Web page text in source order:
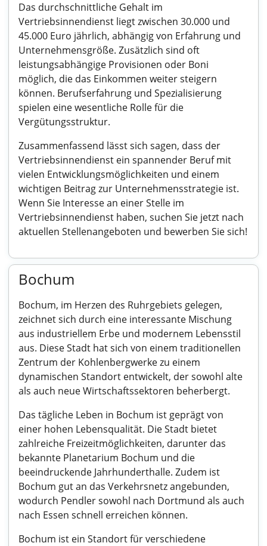
Das durchschnittliche Gehalt im
Vertriebsinnendienst liegt zwischen 30.000 und
45.000 Euro jährlich, abhängig von Erfahrung und
Unternehmensgröße. Zusätzlich sind oft
leistungsabhängige Provisionen oder Boni
möglich, die das Einkommen weiter steigern
können. Berufserfahrung und Spezialisierung
spielen eine wesentliche Rolle für die
Vergütungsstruktur.
Zusammenfassend lässt sich sagen, dass der
Vertriebsinnendienst ein spannender Beruf mit
vielen Entwicklungsmöglichkeiten und einem
wichtigen Beitrag zur Unternehmensstrategie ist.
Wenn Sie Interesse an einer Stelle im
Vertriebsinnendienst haben, suchen Sie jetzt nach
aktuellen Stellenangeboten und bewerben Sie sich!
Bochum
Bochum, im Herzen des Ruhrgebiets gelegen,
zeichnet sich durch eine interessante Mischung
aus industriellem Erbe und modernem Lebensstil
aus. Diese Stadt hat sich von einem traditionellen
Zentrum der Kohlenbergwerke zu einem
dynamischen Standort entwickelt, der sowohl alte
als auch neue Wirtschaftssektoren beherbergt.
Das tägliche Leben in Bochum ist geprägt von
einer hohen Lebensqualität. Die Stadt bietet
zahlreiche Freizeitmöglichkeiten, darunter das
bekannte Planetarium Bochum und die
beeindruckende Jahrhunderthalle. Zudem ist
Bochum gut an das Verkehrsnetz angebunden,
wodurch Pendler sowohl nach Dortmund als auch
nach Essen schnell erreichen können.
Bochum ist ein Standort für verschiedene